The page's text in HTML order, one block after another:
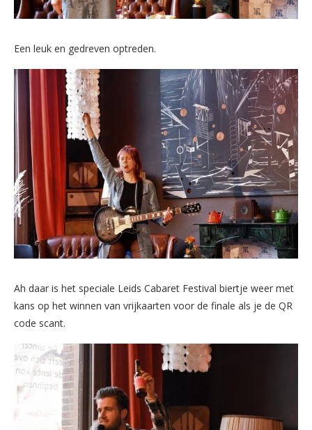
Een leuk en gedreven optreden.
Ah daar is het speciale Leids Cabaret Festival biertje weer met
kans op het winnen van vrijkaarten voor de finale als je de QR
code scant.